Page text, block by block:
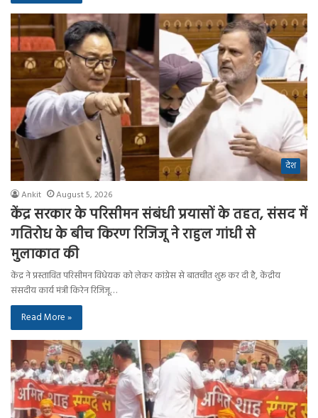
देश
Ankit August 5, 2026
केंद्र सरकार के परिसीमन संबंधी प्रयासों के तहत, संसद में
गतिरोध के बीच किरण रिजिजू ने राहुल गांधी से
मुलाकात की
केंद्र ने प्रस्तावित परिसीमन विधेयक को लेकर कांग्रेस से बातचीत शुरू कर दी है, केंद्रीय
संसदीय कार्य मंत्री किरेन रिजिजू…
Read More »